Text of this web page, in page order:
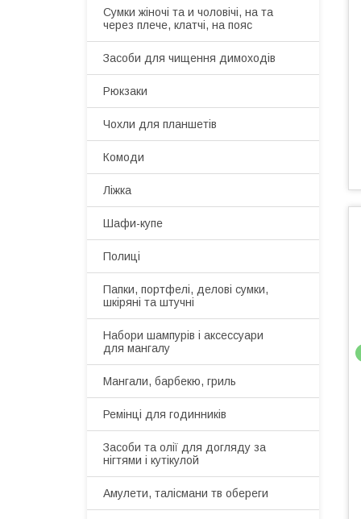
Сумки жіночі та и чоловічі, на та
через плече, клатчі, на пояс
Засоби для чищення димоходів
Рюкзаки
Чохли для планшетів
Комоди
Ліжка
Шафи-купе
Полиці
Папки, портфелі, делові сумки,
шкіряні та штучні
Набори шампурів і аксессуари
для мангалу
Мангали, барбекю, гриль
Ремінці для годинників
Засоби та олії для догляду за
нігтями і кутікулой
Амулети, талісмани тв обереги